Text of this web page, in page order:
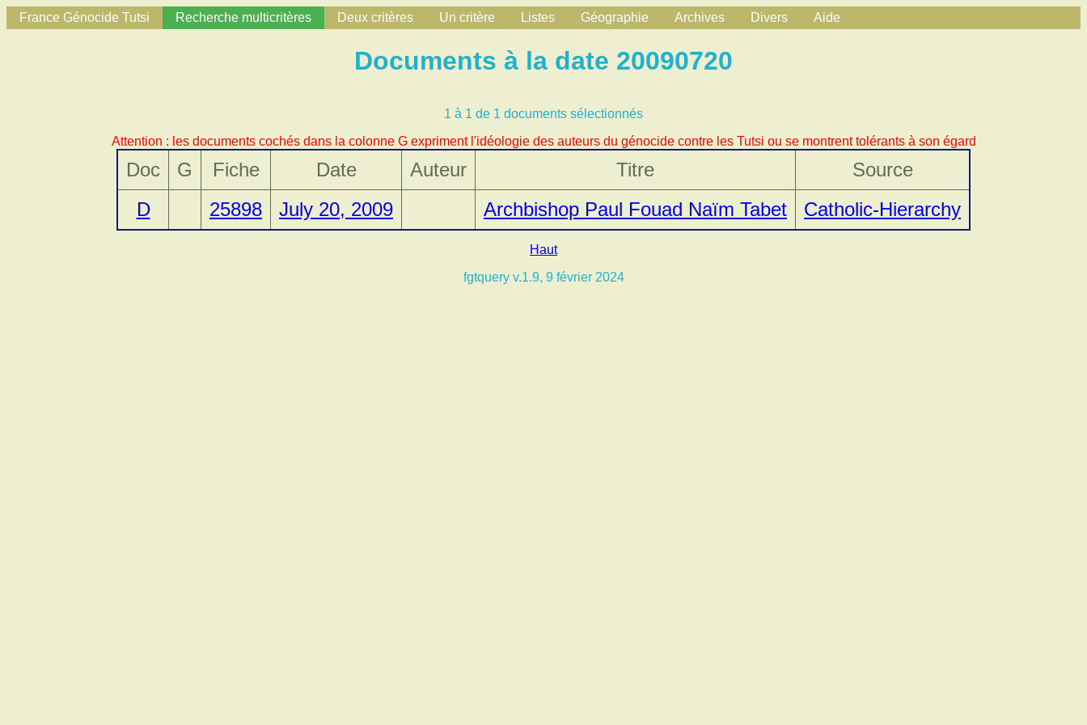
France Génocide Tutsi Recherche multicritères Deux critères Un critère Listes Géographie Archives Divers Aide
Documents à la date 20090720
1 à 1 de 1 documents sélectionnés
Attention : les documents cochés dans la colonne G expriment l'idéologie des auteurs du génocide contre les Tutsi ou se montrent tolérants à son égard
Doc G Fiche Date Auteur Titre
Source
D
25898 July 20, 2009 Archbishop Paul Fouad Naïm Tabet Catholic-Hierarchy
Haut
fgtquery v.1.9, 9 février 2024